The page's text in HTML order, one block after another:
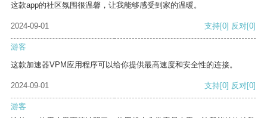
这款app的社区氛围很温馨，让我能够感受到家的温暖。
2024-09-01 支持[0] 反对[0]
游客
这款加速器VPM应用程序可以给你提供最高速度和安全性的连接。
2024-09-01 支持[0] 反对[0]
游客